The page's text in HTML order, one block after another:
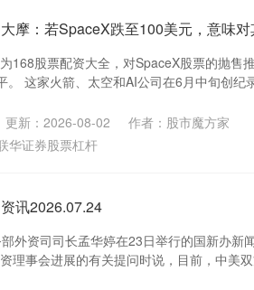
摩：若SpaceX跌至100美元，意味
168股票配资大全，对SpaceX股票的抛售
。 这家火箭、太空和AI公司在6月中旬创纪
更新：2026-08-02
作者：股市魔方家
华证券股票杠杆
讯2026.07.24
外资司司长孟华婷在23日举行的国新办新
理事会进展的有关提问时说，目前，中美